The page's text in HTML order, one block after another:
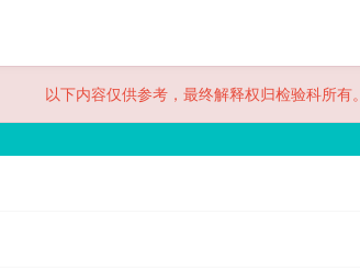
以下内容仅供参考，最终解释权归检验科所有。